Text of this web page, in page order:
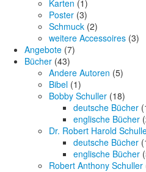
Karten (1)
Poster (3)
Schmuck (2)
weitere Accessoires (3)
Angebote (7)
Bücher (43)
Andere Autoren (5)
Bibel (1)
Bobby Schuller (18)
deutsche Bücher
englische Bücher
Dr. Robert Harold
deutsche Bücher
englische Bücher
Robert Anthony Schuller